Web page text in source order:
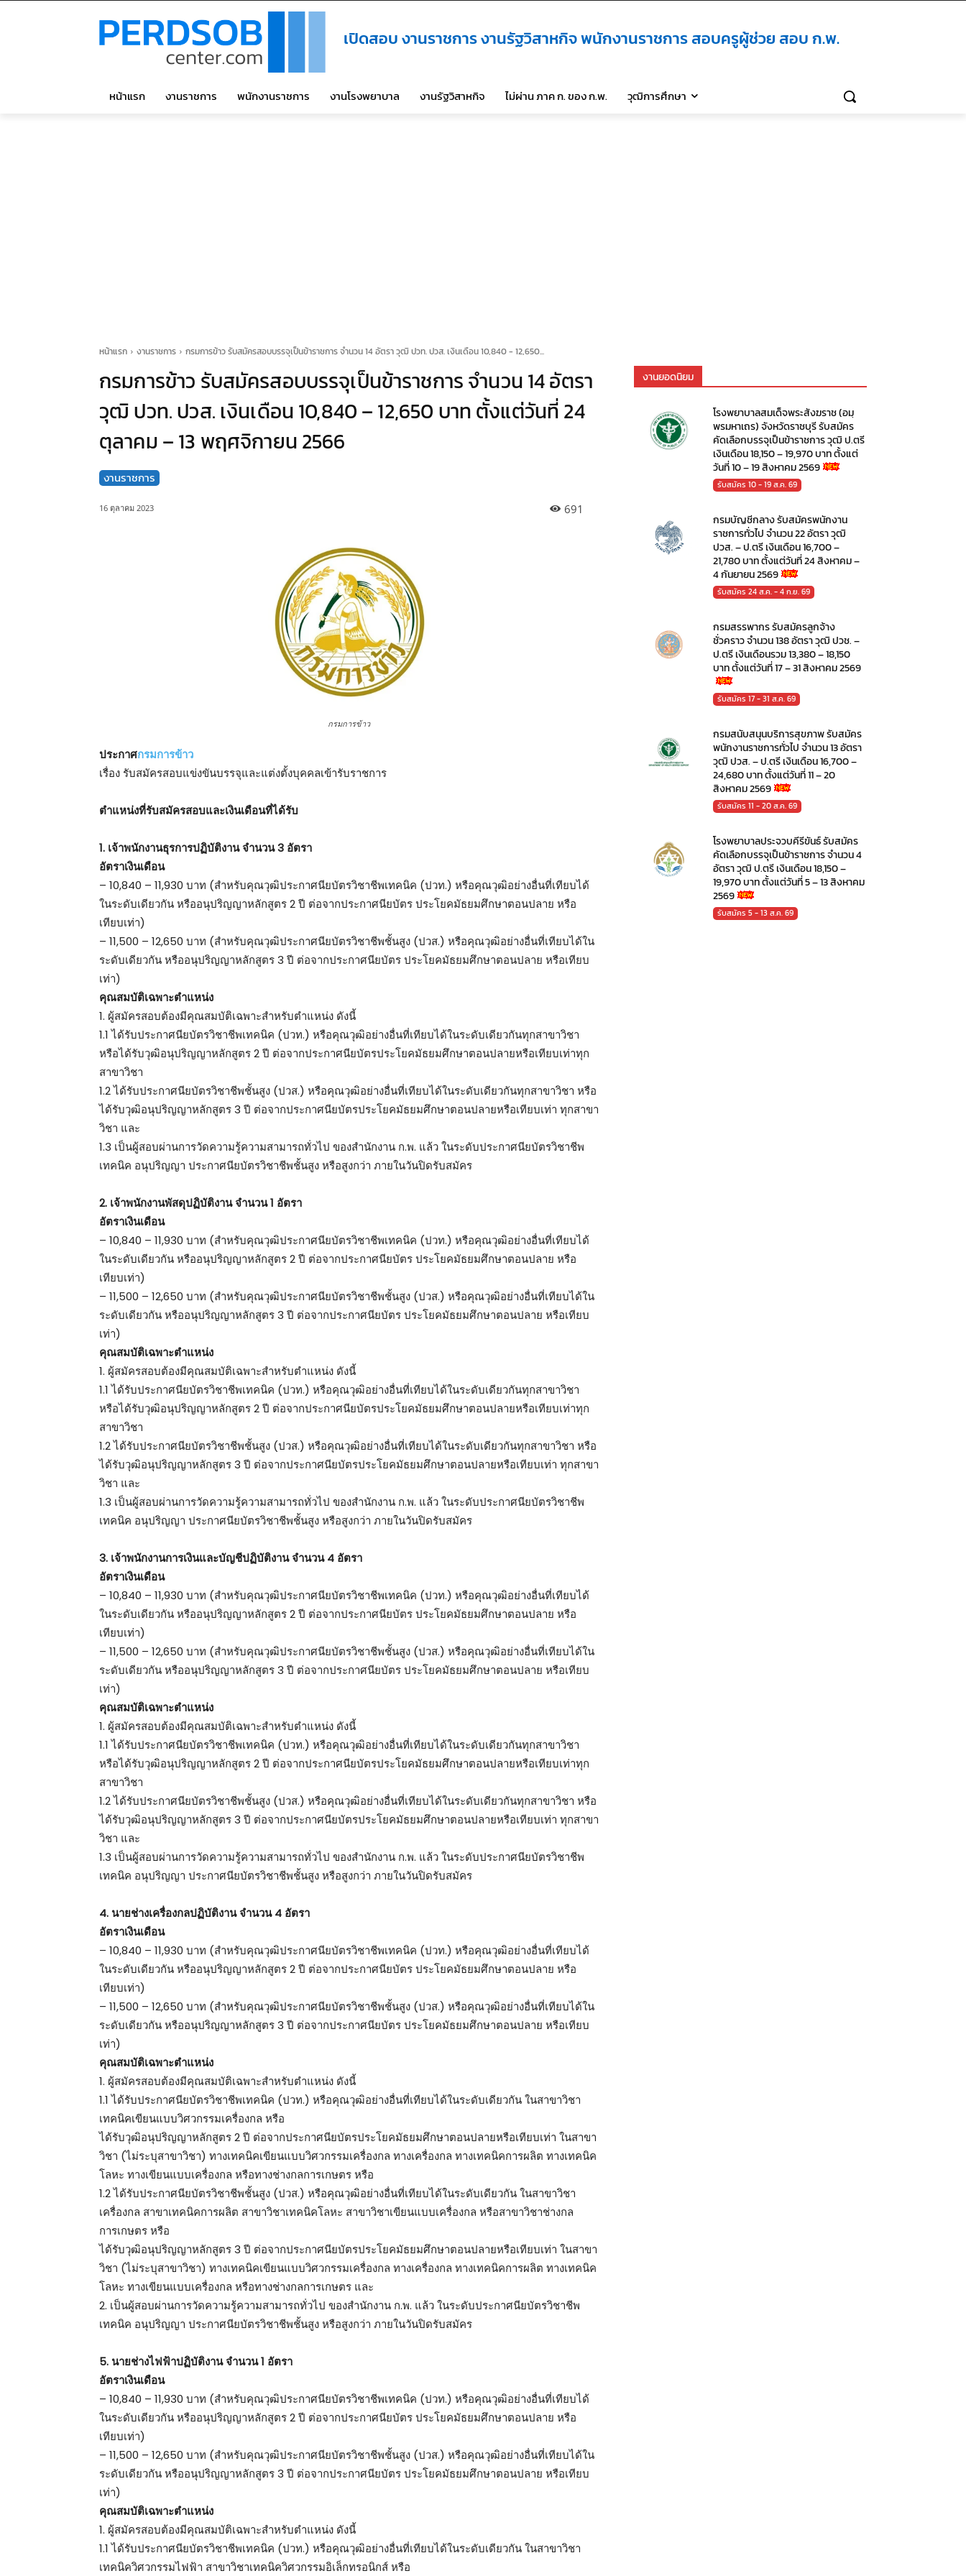
เปิดสอบ งานราชการ งานรัฐวิสาหกิจ พนักงานราชการ สอบครูผู้ช่วย สอบ ก.พ.
หน้าแรก งานราชการ พนักงานราชการ งานโรงพยาบาล งานรัฐวิสาหกิจ ไม่ผ่าน ภาค ก. ของ ก.พ. วุฒิการศึกษา
หน้าแรก งานราชการ กรมการข้าว รับสมัครสอบบรรจุเป็นข้าราชการ จำนวน 14 อัตรา วุฒิ ปวท. ปวส. เงินเดือน 10,840 - 12,650...
กรมการข้าว รับสมัครสอบบรรจุเป็นข้าราชการ จำนวน 14 อัตรา
วุฒิ ปวท. ปวส. เงินเดือน 10,840 – 12,650 บาท ตั้งแต่วันที่ 24
ตุลาคม – 13 พฤศจิกายน 2566
งานราชการ
16 ตุลาคม 2023 691
กรมการข้าว
ประกาศกรมการข้าว
เรื่อง รับสมัครสอบแข่งขันบรรจุและแต่งตั้งบุคคลเข้ารับราชการ
ตําแหน่งที่รับสมัครสอบและเงินเดือนที่ได้รับ
1. เจ้าพนักงานธุรการปฏิบัติงาน จำนวน 3 อัตรา
อัตราเงินเดือน
– 10,840 – 11,930 บาท (สำหรับคุณวุฒิประกาศนียบัตรวิชาชีพเทคนิค (ปวท.) หรือคุณวุฒิอย่างอื่นที่เทียบได้
ในระดับเดียวกัน หรืออนุปริญญาหลักสูตร 2 ปี ต่อจากประกาศนียบัตร ประโยคมัธยมศึกษาตอนปลาย หรือ
เทียบเท่า)
– 11,500 – 12,650 บาท (สำหรับคุณวุฒิประกาศนียบัตรวิชาชีพชั้นสูง (ปวส.) หรือคุณวุฒิอย่างอื่นที่เทียบได้ใน
ระดับเดียวกัน หรืออนุปริญญาหลักสูตร 3 ปี ต่อจากประกาศนียบัตร ประโยคมัธยมศึกษาตอนปลาย หรือเทียบ
เท่า)
คุณสมบัติเฉพาะตำแหน่ง
1. ผู้สมัครสอบต้องมีคุณสมบัติเฉพาะสำหรับตำแหน่ง ดังนี้
1.1 ได้รับประกาศนียบัตรวิชาชีพเทคนิค (ปวท.) หรือคุณวุฒิอย่างอื่นที่เทียบได้ในระดับเดียวกันทุกสาขาวิชา
หรือได้รับวุฒิอนุปริญญาหลักสูตร 2 ปี ต่อจากประกาศนียบัตรประโยคมัธยมศึกษาตอนปลายหรือเทียบเท่าทุก
สาขาวิชา
1.2 ได้รับประกาศนียบัตรวิชาชีพชั้นสูง (ปวส.) หรือคุณวุฒิอย่างอื่นที่เทียบได้ในระดับเดียวกันทุกสาขาวิชา หรือ
ได้รับวุฒิอนุปริญญาหลักสูตร 3 ปี ต่อจากประกาศนียบัตรประโยคมัธยมศึกษาตอนปลายหรือเทียบเท่า ทุกสาขา
วิชา และ
1.3 เป็นผู้สอบผ่านการวัดความรู้ความสามารถทั่วไป ของสำนักงาน ก.พ. แล้ว ในระดับประกาศนียบัตรวิชาชีพ
เทคนิค อนุปริญญา ประกาศนียบัตรวิชาชีพชั้นสูง หรือสูงกว่า ภายในวันปิดรับสมัคร
2. เจ้าพนักงานพัสดุปฏิบัติงาน จำนวน 1 อัตรา
อัตราเงินเดือน
– 10,840 – 11,930 บาท (สำหรับคุณวุฒิประกาศนียบัตรวิชาชีพเทคนิค (ปวท.) หรือคุณวุฒิอย่างอื่นที่เทียบได้
ในระดับเดียวกัน หรืออนุปริญญาหลักสูตร 2 ปี ต่อจากประกาศนียบัตร ประโยคมัธยมศึกษาตอนปลาย หรือ
เทียบเท่า)
– 11,500 – 12,650 บาท (สำหรับคุณวุฒิประกาศนียบัตรวิชาชีพชั้นสูง (ปวส.) หรือคุณวุฒิอย่างอื่นที่เทียบได้ใน
ระดับเดียวกัน หรืออนุปริญญาหลักสูตร 3 ปี ต่อจากประกาศนียบัตร ประโยคมัธยมศึกษาตอนปลาย หรือเทียบ
เท่า)
คุณสมบัติเฉพาะตำแหน่ง
1. ผู้สมัครสอบต้องมีคุณสมบัติเฉพาะสำหรับตำแหน่ง ดังนี้
1.1 ได้รับประกาศนียบัตรวิชาชีพเทคนิค (ปวท.) หรือคุณวุฒิอย่างอื่นที่เทียบได้ในระดับเดียวกันทุกสาขาวิชา
หรือได้รับวุฒิอนุปริญญาหลักสูตร 2 ปี ต่อจากประกาศนียบัตรประโยคมัธยมศึกษาตอนปลายหรือเทียบเท่าทุก
สาขาวิชา
1.2 ได้รับประกาศนียบัตรวิชาชีพชั้นสูง (ปวส.) หรือคุณวุฒิอย่างอื่นที่เทียบได้ในระดับเดียวกันทุกสาขาวิชา หรือ
ได้รับวุฒิอนุปริญญาหลักสูตร 3 ปี ต่อจากประกาศนียบัตรประโยคมัธยมศึกษาตอนปลายหรือเทียบเท่า ทุกสาขา
วิชา และ
1.3 เป็นผู้สอบผ่านการวัดความรู้ความสามารถทั่วไป ของสำนักงาน ก.พ. แล้ว ในระดับประกาศนียบัตรวิชาชีพ
เทคนิค อนุปริญญา ประกาศนียบัตรวิชาชีพชั้นสูง หรือสูงกว่า ภายในวันปิดรับสมัคร
3. เจ้าพนักงานการเงินและบัญชีปฏิบัติงาน จำนวน 4 อัตรา
อัตราเงินเดือน
– 10,840 – 11,930 บาท (สำหรับคุณวุฒิประกาศนียบัตรวิชาชีพเทคนิค (ปวท.) หรือคุณวุฒิอย่างอื่นที่เทียบได้
ในระดับเดียวกัน หรืออนุปริญญาหลักสูตร 2 ปี ต่อจากประกาศนียบัตร ประโยคมัธยมศึกษาตอนปลาย หรือ
เทียบเท่า)
– 11,500 – 12,650 บาท (สำหรับคุณวุฒิประกาศนียบัตรวิชาชีพชั้นสูง (ปวส.) หรือคุณวุฒิอย่างอื่นที่เทียบได้ใน
ระดับเดียวกัน หรืออนุปริญญาหลักสูตร 3 ปี ต่อจากประกาศนียบัตร ประโยคมัธยมศึกษาตอนปลาย หรือเทียบ
เท่า)
คุณสมบัติเฉพาะตำแหน่ง
1. ผู้สมัครสอบต้องมีคุณสมบัติเฉพาะสำหรับตำแหน่ง ดังนี้
1.1 ได้รับประกาศนียบัตรวิชาชีพเทคนิค (ปวท.) หรือคุณวุฒิอย่างอื่นที่เทียบได้ในระดับเดียวกันทุกสาขาวิชา
หรือได้รับวุฒิอนุปริญญาหลักสูตร 2 ปี ต่อจากประกาศนียบัตรประโยคมัธยมศึกษาตอนปลายหรือเทียบเท่าทุก
สาขาวิชา
1.2 ได้รับประกาศนียบัตรวิชาชีพชั้นสูง (ปวส.) หรือคุณวุฒิอย่างอื่นที่เทียบได้ในระดับเดียวกันทุกสาขาวิชา หรือ
ได้รับวุฒิอนุปริญญาหลักสูตร 3 ปี ต่อจากประกาศนียบัตรประโยคมัธยมศึกษาตอนปลายหรือเทียบเท่า ทุกสาขา
วิชา และ
1.3 เป็นผู้สอบผ่านการวัดความรู้ความสามารถทั่วไป ของสำนักงาน ก.พ. แล้ว ในระดับประกาศนียบัตรวิชาชีพ
เทคนิค อนุปริญญา ประกาศนียบัตรวิชาชีพชั้นสูง หรือสูงกว่า ภายในวันปิดรับสมัคร
4. นายช่างเครื่องกลปฏิบัติงาน จำนวน 4 อัตรา
อัตราเงินเดือน
– 10,840 – 11,930 บาท (สำหรับคุณวุฒิประกาศนียบัตรวิชาชีพเทคนิค (ปวท.) หรือคุณวุฒิอย่างอื่นที่เทียบได้
ในระดับเดียวกัน หรืออนุปริญญาหลักสูตร 2 ปี ต่อจากประกาศนียบัตร ประโยคมัธยมศึกษาตอนปลาย หรือ
เทียบเท่า)
– 11,500 – 12,650 บาท (สำหรับคุณวุฒิประกาศนียบัตรวิชาชีพชั้นสูง (ปวส.) หรือคุณวุฒิอย่างอื่นที่เทียบได้ใน
ระดับเดียวกัน หรืออนุปริญญาหลักสูตร 3 ปี ต่อจากประกาศนียบัตร ประโยคมัธยมศึกษาตอนปลาย หรือเทียบ
เท่า)
คุณสมบัติเฉพาะตำแหน่ง
1. ผู้สมัครสอบต้องมีคุณสมบัติเฉพาะสำหรับตำแหน่ง ดังนี้
1.1 ได้รับประกาศนียบัตรวิชาชีพเทคนิค (ปวท.) หรือคุณวุฒิอย่างอื่นที่เทียบได้ในระดับเดียวกัน ในสาขาวิชา
เทคนิคเขียนแบบวิศวกรรมเครื่องกล หรือ
ได้รับวุฒิอนุปริญญาหลักสูตร 2 ปี ต่อจากประกาศนียบัตรประโยคมัธยมศึกษาตอนปลายหรือเทียบเท่า ในสาขา
วิชา (ไม่ระบุสาขาวิชา) ทางเทคนิคเขียนแบบวิศวกรรมเครื่องกล ทางเครื่องกล ทางเทคนิคการผลิต ทางเทคนิค
โลหะ ทางเขียนแบบเครื่องกล หรือทางช่างกลการเกษตร หรือ
1.2 ได้รับประกาศนียบัตรวิชาชีพชั้นสูง (ปวส.) หรือคุณวุฒิอย่างอื่นที่เทียบได้ในระดับเดียวกัน ในสาขาวิชา
เครื่องกล สาขาเทคนิคการผลิต สาขาวิชาเทคนิคโลหะ สาขาวิชาเขียนแบบเครื่องกล หรือสาขาวิชาช่างกล
การเกษตร หรือ
ได้รับวุฒิอนุปริญญาหลักสูตร 3 ปี ต่อจากประกาศนียบัตรประโยคมัธยมศึกษาตอนปลายหรือเทียบเท่า ในสาขา
วิชา (ไม่ระบุสาขาวิชา) ทางเทคนิคเขียนแบบวิศวกรรมเครื่องกล ทางเครื่องกล ทางเทคนิคการผลิต ทางเทคนิค
โลหะ ทางเขียนแบบเครื่องกล หรือทางช่างกลการเกษตร และ
2. เป็นผู้สอบผ่านการวัดความรู้ความสามารถทั่วไป ของสำนักงาน ก.พ. แล้ว ในระดับประกาศนียบัตรวิชาชีพ
เทคนิค อนุปริญญา ประกาศนียบัตรวิชาชีพชั้นสูง หรือสูงกว่า ภายในวันปิดรับสมัคร
5. นายช่างไฟฟ้าปฏิบัติงาน จำนวน 1 อัตรา
อัตราเงินเดือน
– 10,840 – 11,930 บาท (สำหรับคุณวุฒิประกาศนียบัตรวิชาชีพเทคนิค (ปวท.) หรือคุณวุฒิอย่างอื่นที่เทียบได้
ในระดับเดียวกัน หรืออนุปริญญาหลักสูตร 2 ปี ต่อจากประกาศนียบัตร ประโยคมัธยมศึกษาตอนปลาย หรือ
เทียบเท่า)
– 11,500 – 12,650 บาท (สำหรับคุณวุฒิประกาศนียบัตรวิชาชีพชั้นสูง (ปวส.) หรือคุณวุฒิอย่างอื่นที่เทียบได้ใน
ระดับเดียวกัน หรืออนุปริญญาหลักสูตร 3 ปี ต่อจากประกาศนียบัตร ประโยคมัธยมศึกษาตอนปลาย หรือเทียบ
เท่า)
คุณสมบัติเฉพาะตำแหน่ง
1. ผู้สมัครสอบต้องมีคุณสมบัติเฉพาะสำหรับตำแหน่ง ดังนี้
1.1 ได้รับประกาศนียบัตรวิชาชีพเทคนิค (ปวท.) หรือคุณวุฒิอย่างอื่นที่เทียบได้ในระดับเดียวกัน ในสาขาวิชา
เทคนิควิศวกรรมไฟฟ้า สาขาวิชาเทคนิควิศวกรรมอิเล็กทรอนิกส์ หรือ
งานยอดนิยม
โรงพยาบาลสมเด็จพระสังฆราช (อมฺ
พรมหาเถร) จังหวัดราชบุรี รับสมัคร
คัดเลือกบรรจุเป็นข้าราชการ วุฒิ ป.ตรี
เงินเดือน 18,150 – 19,970 บาท ตั้งแต่
วันที่ 10 – 19 สิงหาคม 2569
รับสมัคร 10 - 19 ส.ค. 69
กรมบัญชีกลาง รับสมัครพนักงาน
ราชการทั่วไป จำนวน 22 อัตรา วุฒิ
ปวส. – ป.ตรี เงินเดือน 16,700 –
21,780 บาท ตั้งแต่วันที่ 24 สิงหาคม –
4 กันยายน 2569
รับสมัคร 24 ส.ค. - 4 ก.ย. 69
กรมสรรพากร รับสมัครลูกจ้าง
ชั่วคราว จำนวน 138 อัตรา วุฒิ ปวช. –
ป.ตรี เงินเดือนรวม 13,380 – 18,150
บาท ตั้งแต่วันที่ 17 – 31 สิงหาคม 2569
รับสมัคร 17 - 31 ส.ค. 69
กรมสนับสนุนบริการสุขภาพ รับสมัคร
พนักงานราชการทั่วไป จำนวน 13 อัตรา
วุฒิ ปวส. – ป.ตรี เงินเดือน 16,700 –
24,680 บาท ตั้งแต่วันที่ 11 – 20
สิงหาคม 2569
รับสมัคร 11 - 20 ส.ค. 69
โรงพยาบาลประจวบคีรีขันธ์ รับสมัคร
คัดเลือกบรรจุเป็นข้าราชการ จำนวน 4
อัตรา วุฒิ ป.ตรี เงินเดือน 18,150 –
19,970 บาท ตั้งแต่วันที่ 5 – 13 สิงหาคม
2569
รับสมัคร 5 - 13 ส.ค. 69